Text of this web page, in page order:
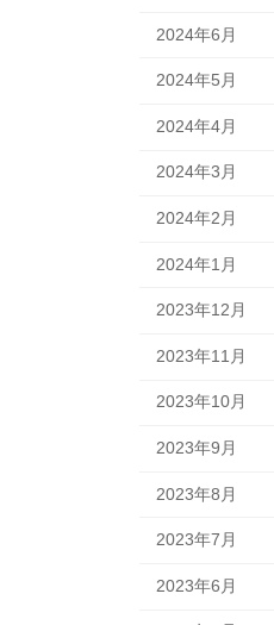
2024年6月
2024年5月
2024年4月
2024年3月
2024年2月
2024年1月
2023年12月
2023年11月
2023年10月
2023年9月
2023年8月
2023年7月
2023年6月